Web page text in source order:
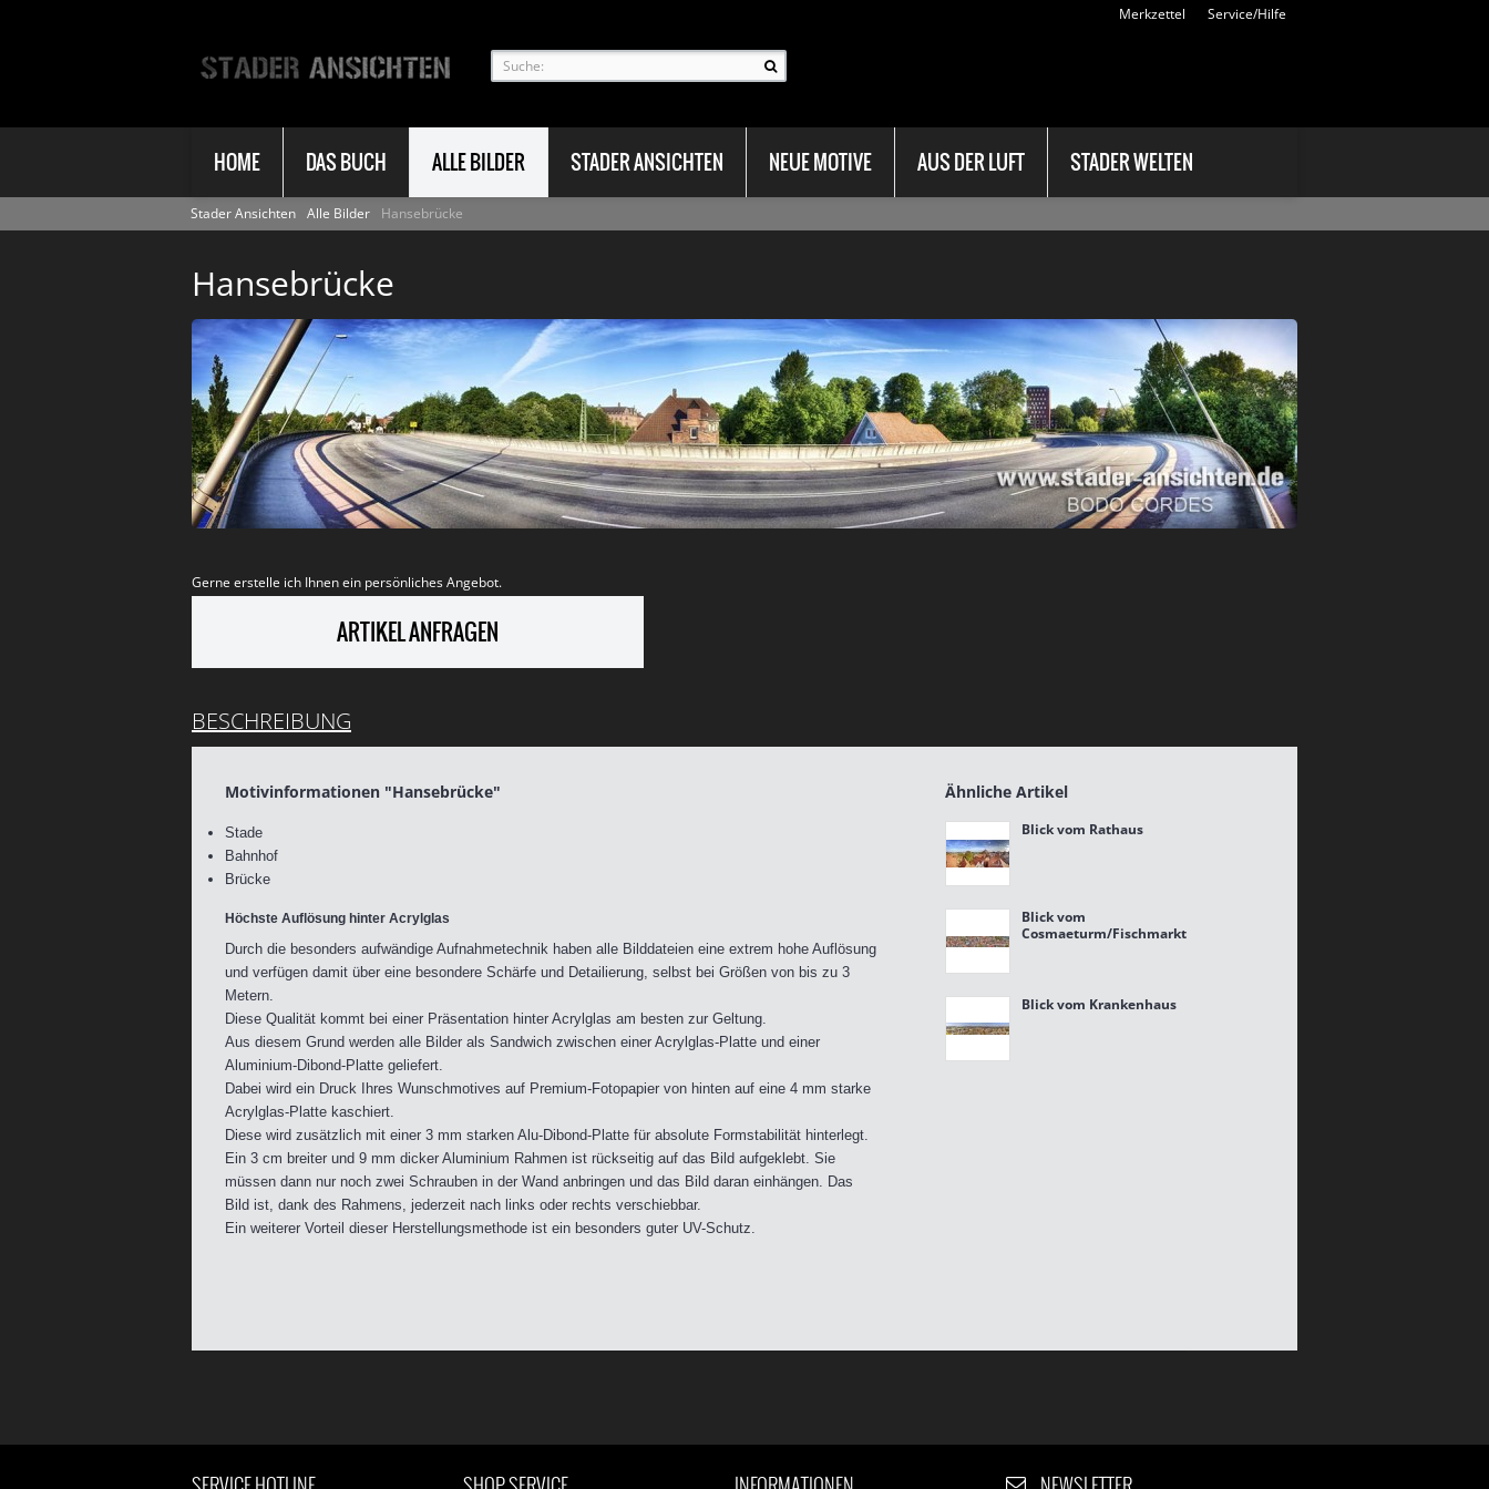
Merkzettel Service/Hilfe
Einloggen
HOME DAS BUCH ALLE BILDER STADER ANSICHTEN NEUE MOTIVE AUS DER LUFT STADER WELTEN
Stader Ansichten Alle Bilder Hansebrücke
Hansebrücke
Gerne erstelle ich Ihnen ein persönliches Angebot.
ARTIKEL ANFRAGEN
BESCHREIBUNG
Motivinformationen "Hansebrücke"
Stade
Bahnhof
Brücke
Höchste Auflösung hinter Acrylglas
Durch die besonders aufwändige Aufnahmetechnik haben alle Bilddateien eine extrem hohe Auflösung
und verfügen damit über eine besondere Schärfe und Detailierung, selbst bei Größen von bis zu 3
Metern.
Diese Qualität kommt bei einer Präsentation hinter Acrylglas am besten zur Geltung.
Aus diesem Grund werden alle Bilder als Sandwich zwischen einer Acrylglas-Platte und einer
Aluminium-Dibond-Platte geliefert.
Dabei wird ein Druck Ihres Wunschmotives auf Premium-Fotopapier von hinten auf eine 4 mm starke
Acrylglas-Platte kaschiert.
Diese wird zusätzlich mit einer 3 mm starken Alu-Dibond-Platte für absolute Formstabilität hinterlegt.
Ein 3 cm breiter und 9 mm dicker Aluminium Rahmen ist rückseitig auf das Bild aufgeklebt. Sie
müssen dann nur noch zwei Schrauben in der Wand anbringen und das Bild daran einhängen. Das
Bild ist, dank des Rahmens, jederzeit nach links oder rechts verschiebbar.
Ein weiterer Vorteil dieser Herstellungsmethode ist ein besonders guter UV-Schutz.
Ähnliche Artikel
Blick vom Rathaus
Blick vom
Cosmaeturm/Fischmarkt
Blick vom Krankenhaus